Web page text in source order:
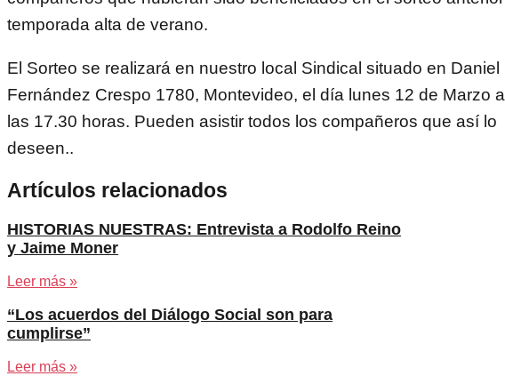
temporada alta de verano.
El Sorteo se realizará en nuestro local Sindical situado en Daniel
Fernández Crespo 1780, Montevideo, el día lunes 12 de Marzo a
las 17.30 horas. Pueden asistir todos los compañeros que así lo
deseen..
Artículos relacionados
HISTORIAS NUESTRAS: Entrevista a Rodolfo Reino
y Jaime Moner
Leer más »
“Los acuerdos del Diálogo Social son para
cumplirse”
Leer más »